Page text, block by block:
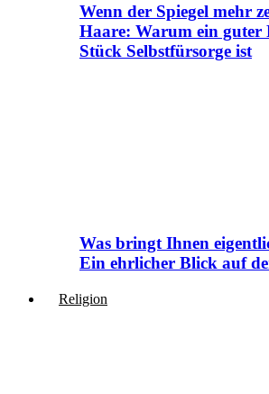
Wenn der Spiegel mehr
Haare: Warum ein guter
Stück Selbstfürsorge ist
Was bringt Ihnen
Ein ehrlicher Blick auf
Religion